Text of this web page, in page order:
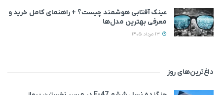
عینک آفتابی هوشمند چیست؟ + راهنمای کامل خرید و
معرفی بهترین مدل‌ها
داغ‌ترین‌های روز